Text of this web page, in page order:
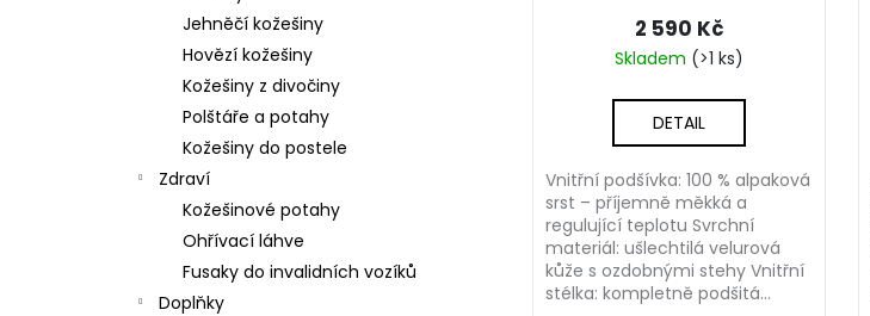
Jehněčí kožešiny
Hovězí kožešiny
Kožešiny z divočiny
Polštáře a potahy
Kožešiny do postele
Zdraví
Kožešinové potahy
Ohřívací láhve
Fusaky do invalidních vozíků
Doplňky
Skladem (>1 ks)
2 590 Kč
DETAIL
Vnitřní podšívka: 100 % alpaková
srst – příjemně měkká a
regulující teplotu Svrchní
materiál: ušlechtilá velurová
kůže s ozdobnými stehy Vnitřní
stélka: kompletně podšitá...